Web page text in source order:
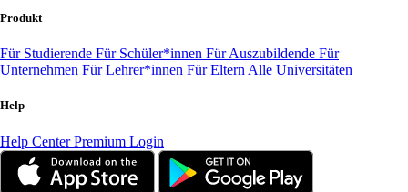
Produkt
Für Studierende Für Schüler*innen Für Auszubildende Für
Unternehmen Für Lehrer*innen Für Eltern Alle Universitäten
Help
Help CenterPremium Login